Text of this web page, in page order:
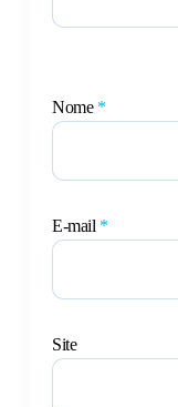
Nome *
E-mail *
Site